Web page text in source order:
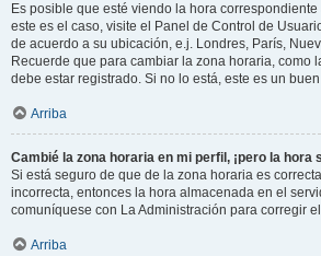
Es posible que esté viendo la hora
este es el caso, visite el Panel de Control de
de acuerdo a su ubicación, e.j. Londres, París,
Recuerde que para cambiar la zona horaria, como
debe estar registrado. Si no lo está, este es un
Arriba
Cambié la zona horaria en mi perfil, ¡pero la
Si está seguro de que de la zona horaria es
incorrecta, entonces la hora almacenada en el
comuníquese con La Administración para corregir
Arriba